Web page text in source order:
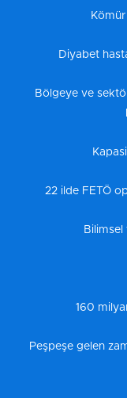
Kömür
Diyabet
Bölgeye ve
22 ilde FETÖ
Bilimsel
160
Peşpeşe gelen